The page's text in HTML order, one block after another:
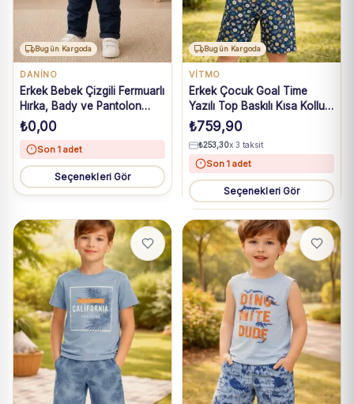
Bugün Kargoda
DANİNO
Erkek Bebek Çizgili Fermuarlı
Hırka, Bady ve Pantolon
Takım 6-24 Ay
₺0,00
Son 1 adet
Seçenekleri Gör
Bugün Kargoda
VİTMO
Erkek Çocuk Goal Time
Yazılı Top Baskılı Kısa Kollu
Kaprili Pijama Takımı
₺759,90
₺253,30x 3 taksit
Son 1 adet
Seçenekleri Gör